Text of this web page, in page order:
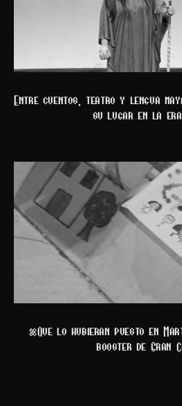
Entre cuentos, teatro y lengua
su lugar en la
“Que lo hubieran puesto en
booster de Gran